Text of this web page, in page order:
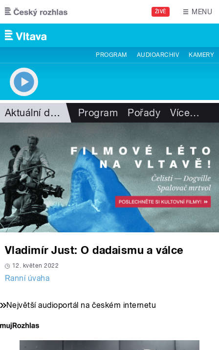
Přejít k hlavnímu obsahu
ŽIVĚ MENU
PROGRAM AUDIOARCHIV KAMERY
Aktuální dění Program Pořady Více…
Vladimír Just: O dadaismu a válce
12. květen 2022
Ranní úvaha
Největší audioportál na českém internetu